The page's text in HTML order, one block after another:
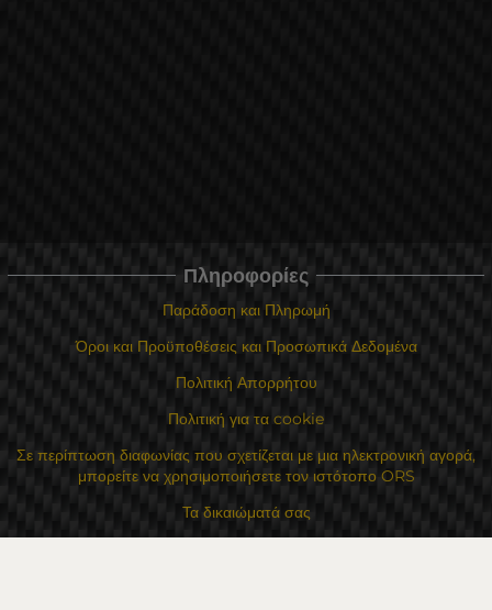
Πληροφορίες
Παράδοση και Πληρωμή
Όροι και Προϋποθέσεις και Προσωπικά Δεδομένα
Πολιτική Απορρήτου
Πολιτική για τα cookie
Σε περίπτωση διαφωνίας που σχετίζεται με μια ηλεκτρονική αγορά,
μπορείτε να χρησιμοποιήσετε τον ιστότοπο ORS
Τα δικαιώματά σας